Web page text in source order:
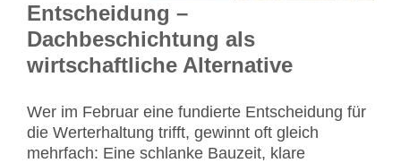
Entscheidung –
Dachbeschichtung als
wirtschaftliche Alternative
Wer im Februar eine fundierte Entscheidung für
die Werterhaltung trifft, gewinnt oft gleich
mehrfach: Eine schlanke Bauzeit, klare